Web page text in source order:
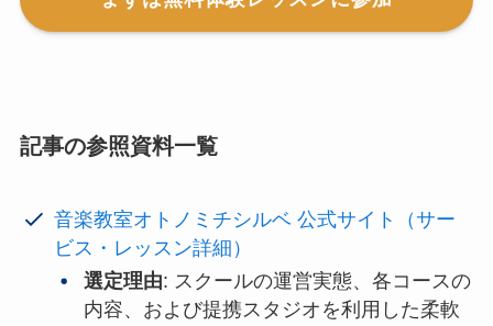
記事の参照資料一覧
音楽教室オトノミチシルベ 公式サイト（サー
ビス・レッスン詳細）
選定理由: スクールの運営実態、各コースの
内容、および提携スタジオを利用した柔軟